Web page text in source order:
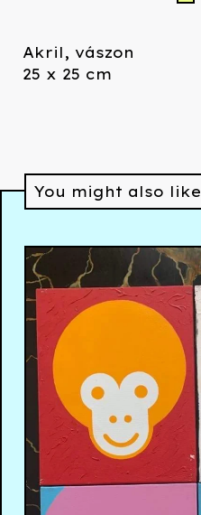
Akril, vászon
25 x 25 cm
You might also like